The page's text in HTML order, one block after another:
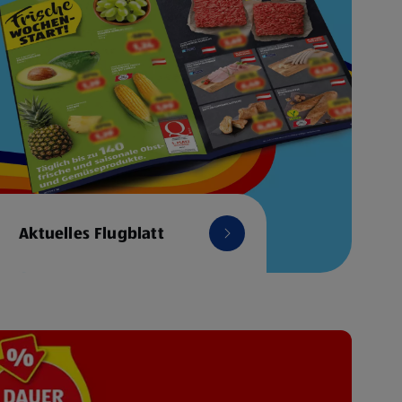
Aktuelles Flugblatt